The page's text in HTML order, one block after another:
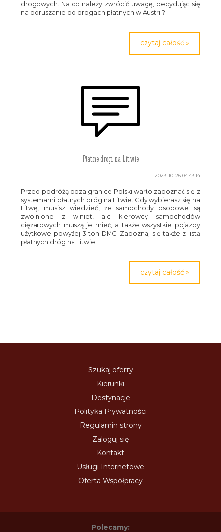
drogowych. Na co należy zwrócić uwagę, decydując się
na poruszanie po drogach płatnych w Austrii?
czytaj całość »
Płatne drogi na Litwie
2023-10-26 04:43:14
Przed podróżą poza granice Polski warto zapoznać się z
systemami płatnych dróg na Litwie. Gdy wybierasz się na
Litwę, musisz wiedzieć, że samochody osobowe są
zwolnione z winiet, ale kierowcy samochodów
ciężarowych muszą je mieć, a także wszystkie pojazdy
użytkowe powyżej 3 ton DMC. Zapoznaj się także z listą
płatnych dróg na Litwie.
czytaj całość »
Szukaj oferty
Kierunki
Destynacje
Polityka Prywatności
Regulamin strony
Zaloguj się
Kontakt
Usługi Internetowe
Oferta Współpracy
Polecamy: